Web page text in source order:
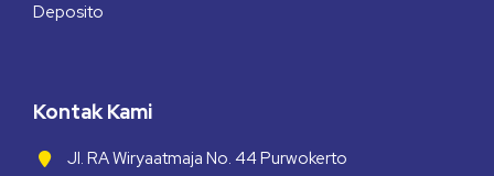
Deposito
Kontak Kami
Jl. RA Wiryaatmaja No. 44 Purwokerto